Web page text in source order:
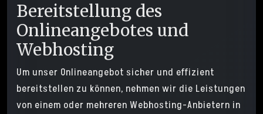
Bereitstellung des
Onlineangebotes und
Webhosting
Um unser Onlineangebot sicher und effizient
bereitstellen zu können, nehmen wir die Leistungen
von einem oder mehreren Webhosting-Anbietern in